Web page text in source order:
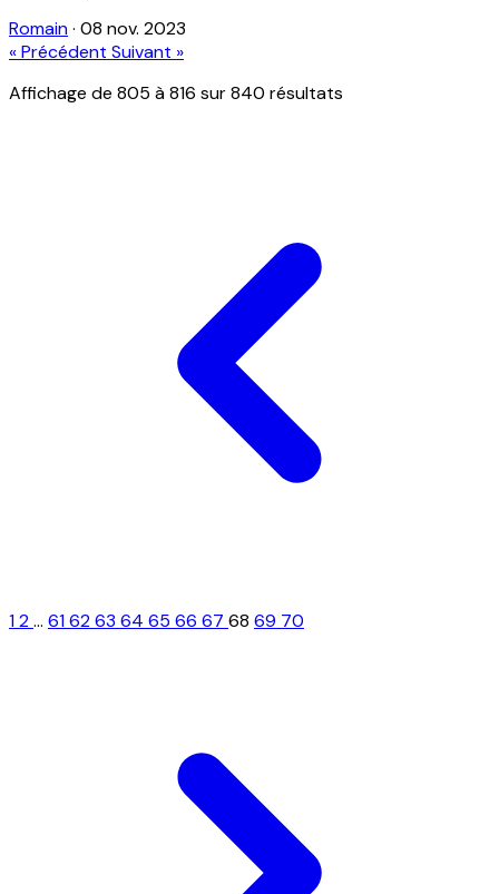
Romain· 08 nov. 2023
« Précédent Suivant »
Affichage de 805 à816 sur840 résultats
12... 616263 64 65 66 67 68 69 70